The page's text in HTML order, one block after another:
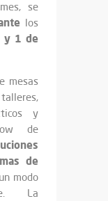
se
los
y 1 de
mesas
y
de
de
modo
La